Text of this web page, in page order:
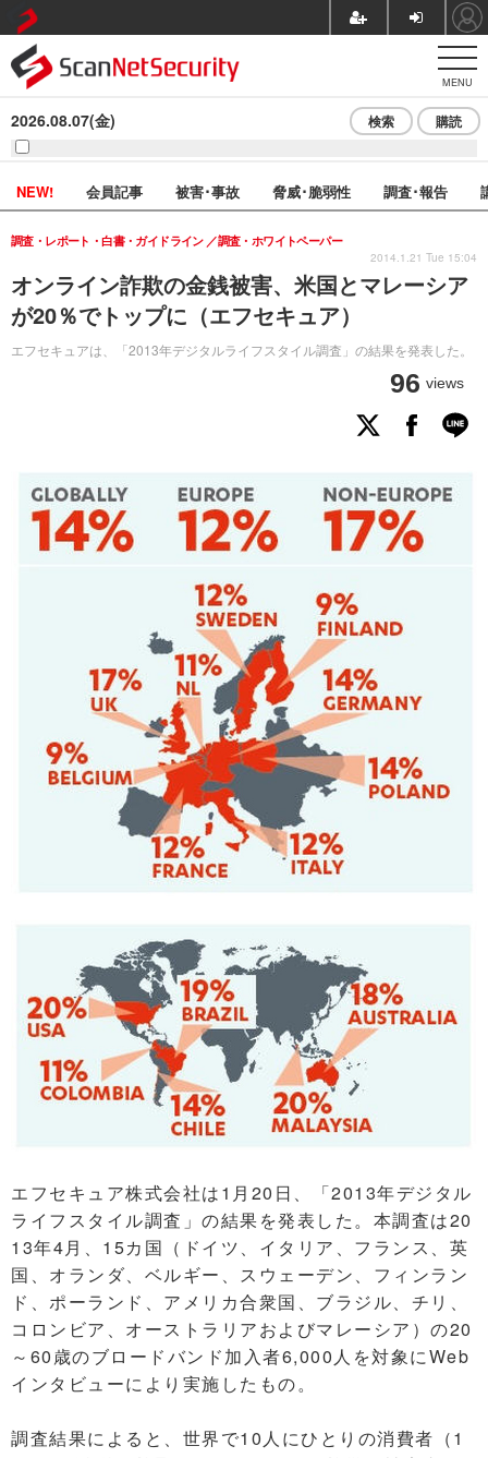
MENU
2026.08.07(金) 検索 購読
NEW! 会員記事 被害･事故 脅威･脆弱性 調査･報告
オンライン詐欺の金銭被害、米国とマレーシア
が20％でトップに（エフセキュア）
エフセキュアは、「2013年デジタルライフスタイル調査」の結果を発表した。
調査・レポート・白書・ガイドライン 調査・ホワイトペーパー
96 views
2014.1.21 Tue 15:04
エフセキュア株式会社は1月20日、「2013年デジタル
ライフスタイル調査」の結果を発表した。本調査は20
13年4月、15カ国（ドイツ、イタリア、フランス、英
国、オランダ、ベルギー、スウェーデン、フィンラン
ド、ポーランド、アメリカ合衆国、ブラジル、チリ、
コロンビア、オーストラリアおよびマレーシア）の20
～60歳のブロードバンド加入者6,000人を対象にWeb
インタビューにより実施したもの。
調査結果によると、世界で10人にひとりの消費者（1